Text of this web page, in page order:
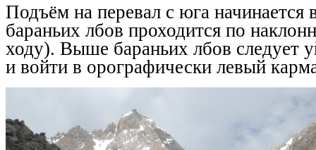
Подъём на перевал с юга начинается
бараньих лбов проходится по
ходу). Выше бараньих лбов следует
и войти в орографически левый